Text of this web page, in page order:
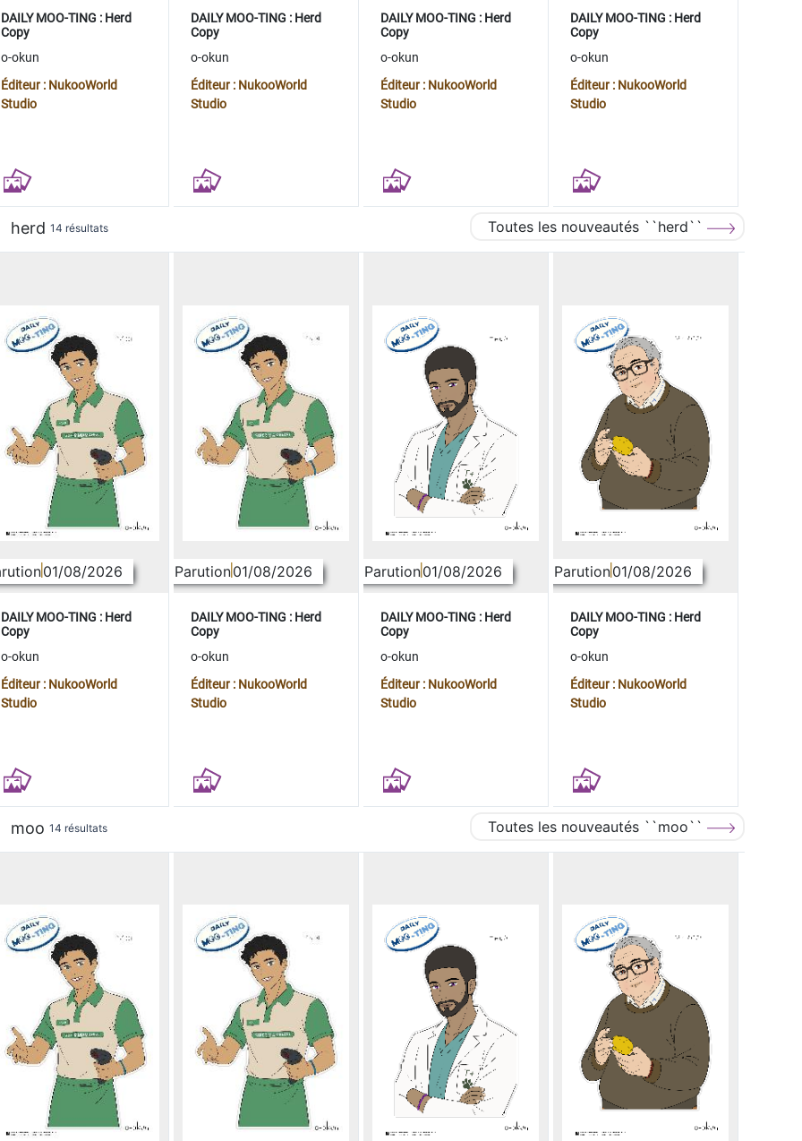
DAILY MOO-TING : Herd
Copy
o-okun
Éditeur : NukooWorld
Studio
DAILY MOO-TING : Herd
Copy
o-okun
Éditeur : NukooWorld
Studio
DAILY MOO-TING : Herd
Copy
o-okun
Éditeur : NukooWorld
Studio
DAILY MOO-TING : Herd
Copy
o-okun
Éditeur : NukooWorld
Studio
herd 14 résultats Toutes les nouveautés ``herd``
01/08/2026
DAILY MOO-TING : Herd
Copy
o-okun
Éditeur : NukooWorld
Studio
Parution01/08/2026
DAILY MOO-TING : Herd
Copy
o-okun
Éditeur : NukooWorld
Studio
Parution01/08/2026
DAILY MOO-TING : Herd
Copy
o-okun
Éditeur : NukooWorld
Studio
Parution01/08/2026
DAILY MOO-TING : Herd
Copy
o-okun
Éditeur : NukooWorld
Studio
moo 14 résultats Toutes les nouveautés ``moo``